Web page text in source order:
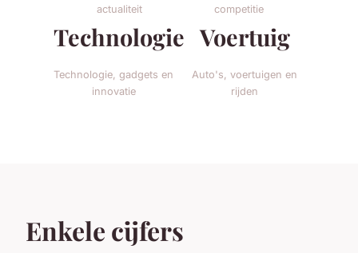
actualiteit
competitie
Technologie
Technologie, gadgets en
innovatie
Voertuig
Auto's, voertuigen en
rijden
Enkele cijfers